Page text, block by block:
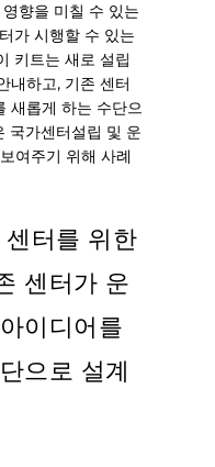
향을 미칠 수 있는
가 시행할 수 있는
키트는 새로 설립
내하고, 기존 센터
새롭게 하는 수단으
국가센터설립 및 운
여주기 위해사례
터를 위한
센터가 운
이디어를
으로 설계